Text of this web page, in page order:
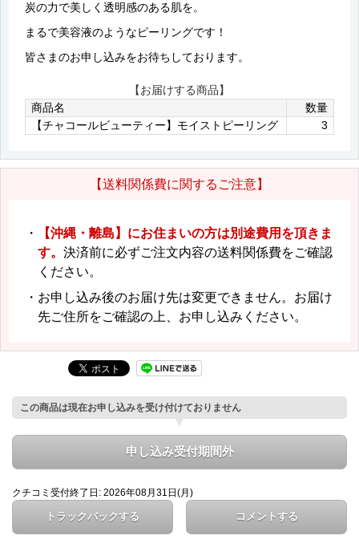
炭の力で美しく透明感のある肌を。
まるで美容液のようなピーリングです！
皆さまのお申し込みをお待ちしております。
【お届けする商品】
商品名
数量
【チャコールビューティー】モイストピーリング
3
【送料関係費に関するご注意】
・
【沖縄・離島】にお住まいの方は別途費用を頂きま
す。 決済前に必ずご注文内容の送料関係費をご確認
ください。
・お申し込み後のお届け先は変更できません。お届け
先ご住所をご確認の上、お申し込みください。
この商品は現在お申し込みを受け付けておりません
申し込み受付期間外
クチコミ受付終了日: 2026年08月31日(月)
トラックバックする コメントする